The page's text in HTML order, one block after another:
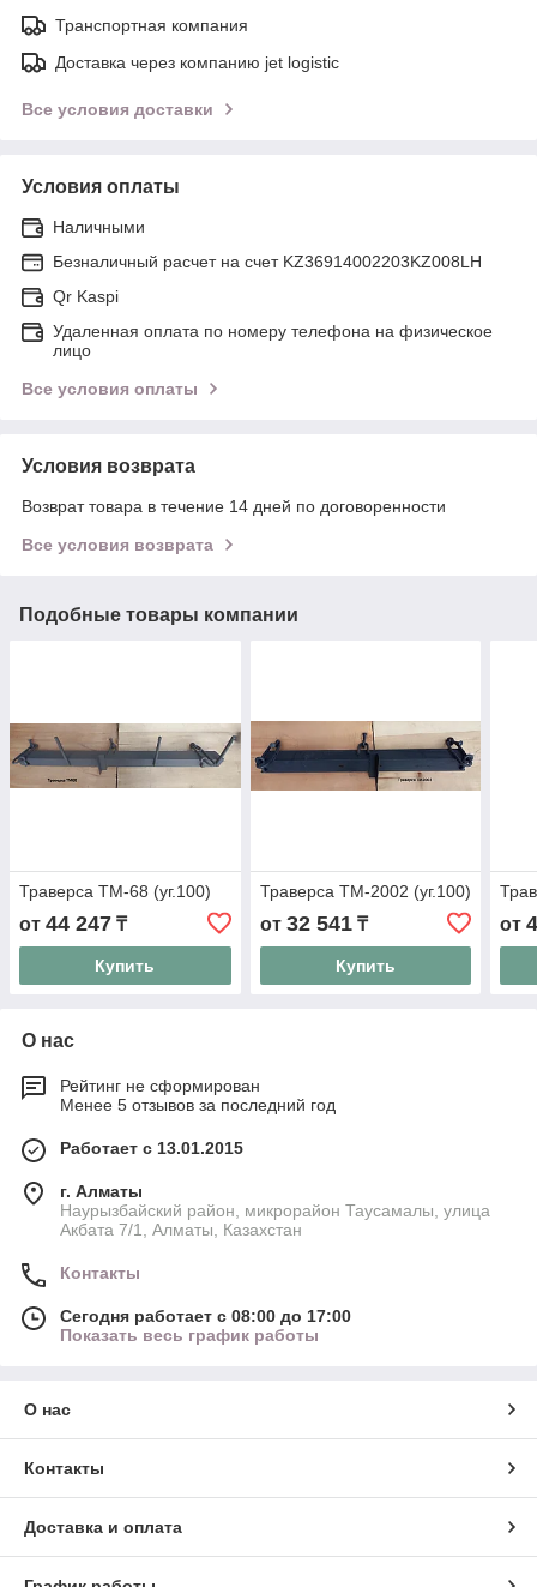
Транспортная компания
Доставка через компанию jet logistic
Все условия доставки
Условия оплаты
Наличными
Безналичный расчет на счет KZ36914002203KZ008LH
Qr Kaspi
Удаленная оплата по номеру телефона на физическое
лицо
Все условия оплаты
Условия возврата
Возврат товара в течение 14 дней по договоренности
Все условия возврата
Подобные товары компании
Траверса ТМ-68 (уг.100)
от 44 247 ₸
Купить
Траверса ТМ-2002 (уг.100)
от 32 541₸
Купить
от
О нас
Рейтинг не сформирован
Менее 5 отзывов за последний год
Работает с 13.01.2015
г. Алматы
Наурызбайский район, микрорайон Таусамалы, улица
Акбата 7/1, Алматы, Казахстан
Контакты
Сегодня работает с 08:00 до 17:00
Показать весь график работы
О нас
Контакты
Доставка и оплата